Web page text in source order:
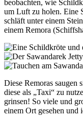
beobachten, wie
um Luft zu holen. Eine
schläft unter einem
einem Remora
Diese Remoras saugen
diese als „Taxi“ zu
grinsen! So viele und
einem Ort gesehen und